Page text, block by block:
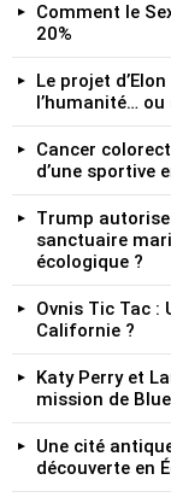
Comment le
20%
Le projet
l’humanité…
Cancer
d’une sportive
Trump
sanctuaire
écologique ?
Ovnis Tic Tac :
Californie ?
Katy Perry et
mission de
Une cité
découverte en